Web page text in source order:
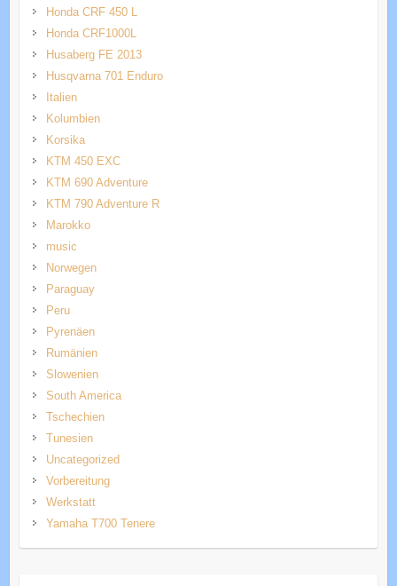
Honda CRF 450 L
Honda CRF1000L
Husaberg FE 2013
Husqvarna 701 Enduro
Italien
Kolumbien
Korsika
KTM 450 EXC
KTM 690 Adventure
KTM 790 Adventure R
Marokko
music
Norwegen
Paraguay
Peru
Pyrenäen
Rumänien
Slowenien
South America
Tschechien
Tunesien
Uncategorized
Vorbereitung
Werkstatt
Yamaha T700 Tenere